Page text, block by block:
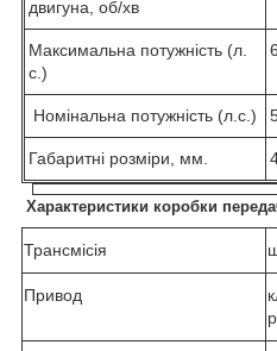
двигуна, об/хв
Максимальна потужність (л.
с.)
Номінальна потужність (л.с.)
Габаритні розміри, мм.
Характеристики коробки
Трансмісія
Привод